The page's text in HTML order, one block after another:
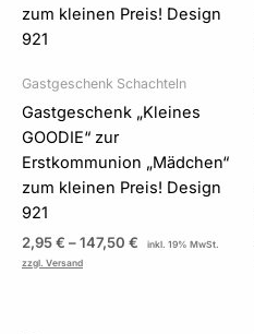
Gastgeschenk Schachteln
Gastgeschenk „Kleines
GOODIE“ zur
Erstkommunion „Mädchen“
zum kleinen Preis! Design
921
2,95€ –147,50 €
inkl. 19% MwSt.
zzgl. Versand